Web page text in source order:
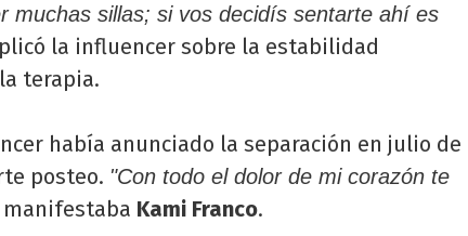
muchas sillas; si vos decidís sentarte ahí es
la influencer sobre la estabilidad
terapia.
había anunciado la separación en julio de
posteo. "Con todo el dolor de mi corazón te
manifestaba Kami Franco.